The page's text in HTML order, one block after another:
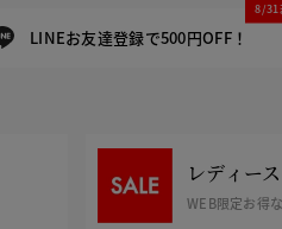
LINEお友達登録で500円OFF！
8/31
レディー
WEB限定お得